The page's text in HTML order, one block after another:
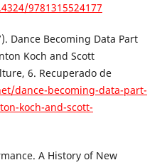
9781315524177
Dance Becoming Data Part
Koch and Scott
6. Recuperado de
dance-becoming-data-part-
koch-and-scott-
A History of New